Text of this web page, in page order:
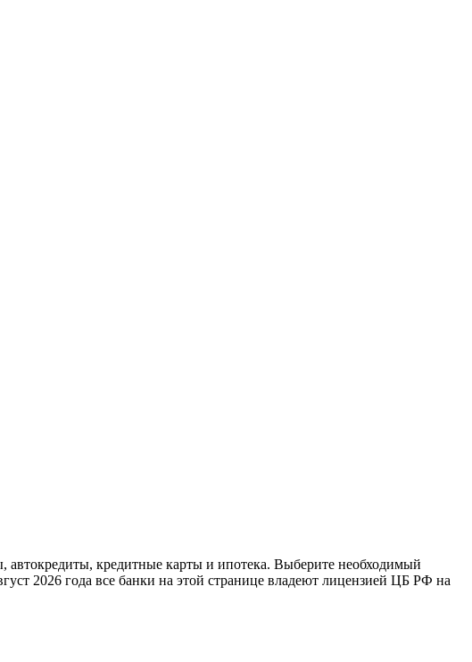
автокредиты, кредитные карты и ипотека. Выберите необходимый
2026 года все банки на этой странице владеют лицензией ЦБ РФ на